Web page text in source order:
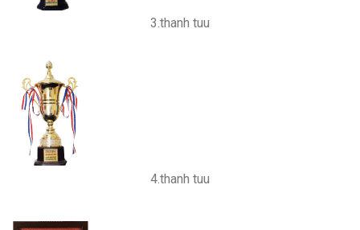
3.thanh tuu
4.thanh tuu